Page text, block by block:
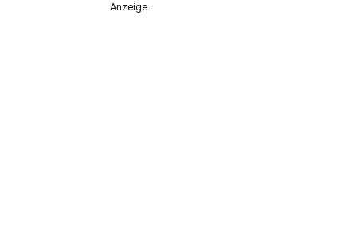
Anzeige